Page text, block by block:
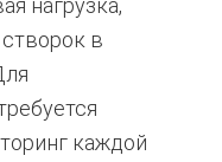
в
каждой